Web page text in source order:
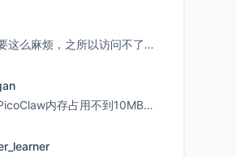
不需要这么麻烦，之所以访问不了，是由于非对称路由的问题，在爱快主路由添加一条静态路由192.168.
看到PicoClaw内存占用不到10MB这个数据真的很惊喜，确实很适合我这种想用旧设备折腾AI的小白